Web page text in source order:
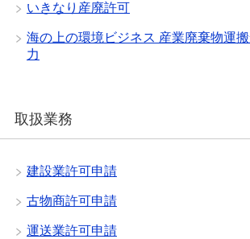
いきなり産廃許可
海の上の環境ビジネス 産業廃棄物運
力
取扱業務
建設業許可申請
古物商許可申請
運送業許可申請